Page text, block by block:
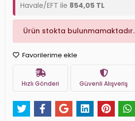
Havale/EFT ile 854,05 TL
Ürün stokta bulunmamaktadır.
Favorilerime ekle
Hızlı Gönderi Güvenli Alışveriş